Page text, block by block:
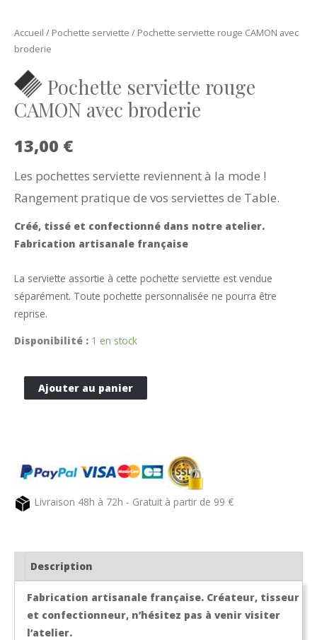
Accueil / Pochette serviette / Pochette serviette rouge CAMON avec
broderie
Pochette serviette rouge
CAMON avec broderie
13,00 €
Les pochettes serviette reviennent à la mode !
Rangement pratique de vos serviettes de Table.
Créé, tissé et confectionné dans notre atelier.
Fabrication artisanale française
La serviette assortie à cette pochette serviette est vendue
séparément. Toute pochette personnalisée ne pourra être
reprise.
Disponibilité : 1 en stock
quantité
de
CAMON
broderie
Ajouter au panier
Livraison 48h à 72h - Gratuit à partir de 99 €
Description
Fabrication artisanale française. Créateur, tisseur
et confectionneur, n’hésitez pas à venir visiter
l’atelier.